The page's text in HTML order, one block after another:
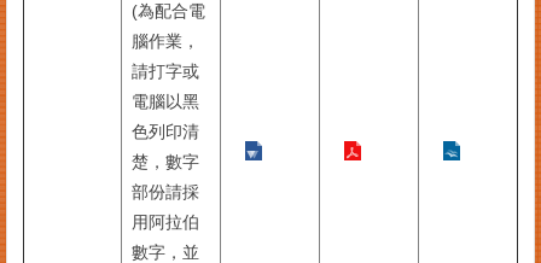
(為配合電
腦作業，
請打字或
電腦以黑
色列印清
楚，數字
部份請採
用阿拉伯
數字，並